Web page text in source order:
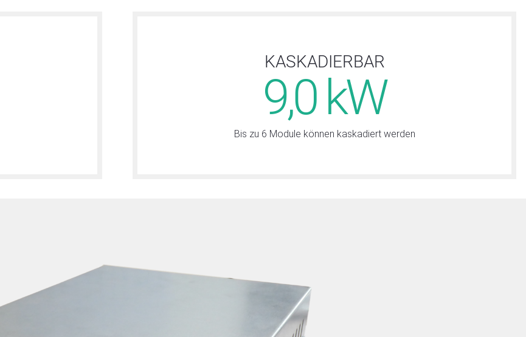
KASKADIERBAR
9,0 kW
Bis zu 6 Module können kaskadiert werden